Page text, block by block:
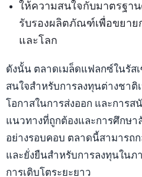
ให้ความสนใจกับมาตรฐา
รับรองผลิตภัณฑ์เพื่อขยาย
และโลก
ดังนั้น ตลาดเมล็ดแฟลกซ์ในรัส
สนใจสำหรับการลงทุนต่างชาติ
โอกาสในการส่งออก และการ
แนวทางที่ถูกต้องและการศึกษ
อย่างรอบคอบ ตลาดนี้สามารถ
และยั่งยืนสำหรับการลงทุนใน
การเติบโตระยะยาว